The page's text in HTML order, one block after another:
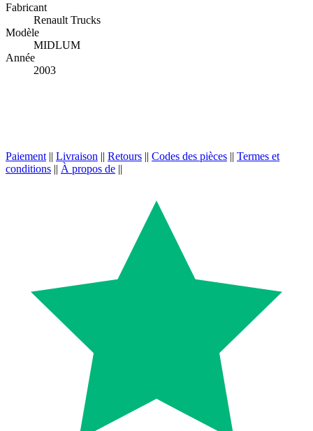
Fabricant
Renault Trucks
Modèle
MIDLUM
Année
2003
Paiement || Livraison || Retours || Codes des pièces || Termes et
conditions || À propos de ||